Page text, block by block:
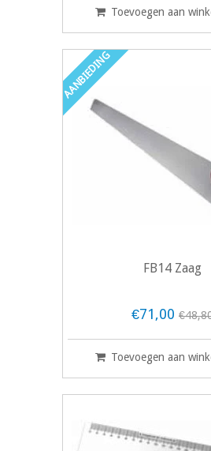
Toevoegen aan
AANBIEDING
FB14 Zaag
€71,00
Toevoegen aan